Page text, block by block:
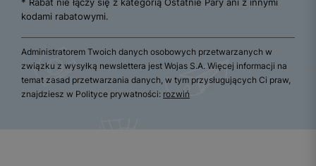
* Rabat nie łączy się z kategorią Ostatnie Pary ani z innymi
kodami rabatowymi.
Administratorem Twoich danych osobowych przetwarzanych w
związku z wysyłką newslettera jest Wojas S.A. Więcej informacji na
temat zasad przetwarzania danych, w tym przysługujących Ci praw,
znajdziesz w Polityce prywatności: rozwiń